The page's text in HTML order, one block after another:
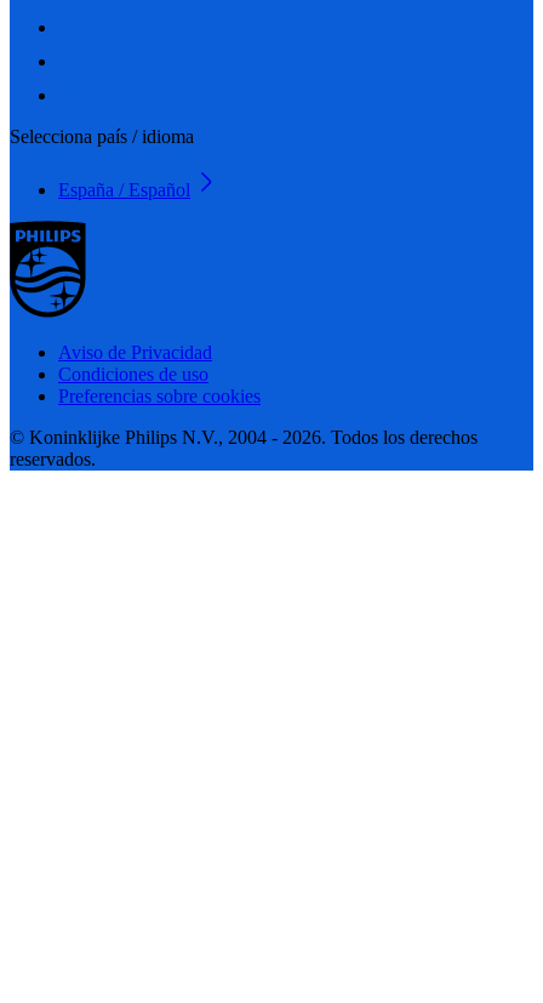
Selecciona país / idioma
España / Español
Aviso de Privacidad
Condiciones de uso
Preferencias sobre cookies
© Koninklijke Philips N.V., 2004 - 2026. Todos los derechos
reservados.